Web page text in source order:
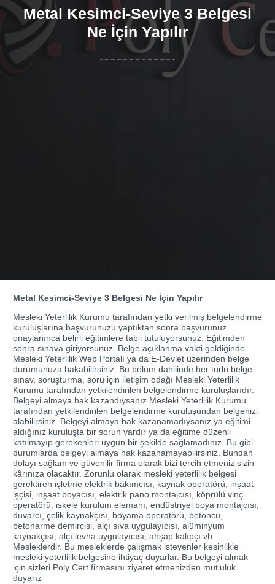
Metal Kesimci-Seviye 3 Belgesi
Ne İçin Yapılır
Metal Kesimci-Seviye 3 Belgesi Ne İçin Yapılır
Mesleki Yeterlilik Kurumu tarafından yetki verilmiş belgelendirme
kuruluşlarına başvurunuzu yaptıktan sonra başvurunuz
onaylanınca belirli eğitimlere tabii tutuluyorsunuz. Eğitimden
sonra sınava giriyorsunuz. Belge açıklanma vakti geldiğinde
Mesleki Yeterlilik Web Portalı ya da E-Devlet üzerinden belge
durumunuza bakabilirsiniz. Bu bölüm dahilinde her türlü belge,
sınav, soruşturma, soru için iletişim odağı Mesleki Yeterlilik
Kurumu tarafından yetkilendirilen belgelendirme kuruluşlarıdır.
Belgeyi almaya hak kazandıysanız Mesleki Yeterlilik Kurumu
tarafından yetkilendirilen belgelendirme kuruluşundan belgenizi
alabilirsiniz. Belgeyi almaya hak kazanamadıysanız ya eğitimi
aldığınız kuruluşta bir sorun vardır ya da eğitime düzenli
katılmayıp gerekenleri uygun bir şekilde sağlamadınız. Bu gibi
durumlarda belgeyi almaya hak kazanamayabilirsiniz. Bundan
dolayı sağlam ve güvenilir firma olarak bizi tercih etmeniz sizin
kârınıza olacaktır. Zorunlu olarak mesleki yeterlilik belgesi
gerektiren işletme elektrik bakımcısı, kaynak operatörü, inşaat
işçisi, inşaat boyacısı, elektrik pano montajcısı, köprülü vinç
operatörü, iskele kurulum elemanı, endüstriyel boya montajcısı,
duvarcı, çelik kaynakçısı, boyama operatörü, betoncu,
betonarme demircisi, alçı sıva uygulayıcısı, alüminyum
kaynakçısı, alçı levha uygulayıcısı, ahşap kalıpçı vb.
Mesleklerdir. Bu mesleklerde çalışmak isteyenler kesinlikle
mesleki yeterlilik belgesine ihtiyaç duyarlar. Bu belgeyi almak
için sizleri Poly Cert firmasını ziyaret etmenizden mutluluk
duyarız